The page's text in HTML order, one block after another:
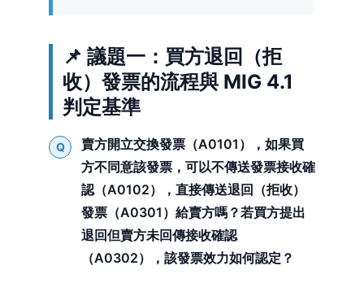
📌 議題一：買方退回（拒
收）發票的流程與 MIG 4.1
判定基準
Q
賣方開立交換發票（A0101），如果買
方不同意該發票，可以不傳送發票接收確
認（A0102），直接傳送退回（拒收）
發票（A0301）給賣方嗎？若買方提出
退回但賣方未回傳接收確認
（A0302），該發票效力如何認定？